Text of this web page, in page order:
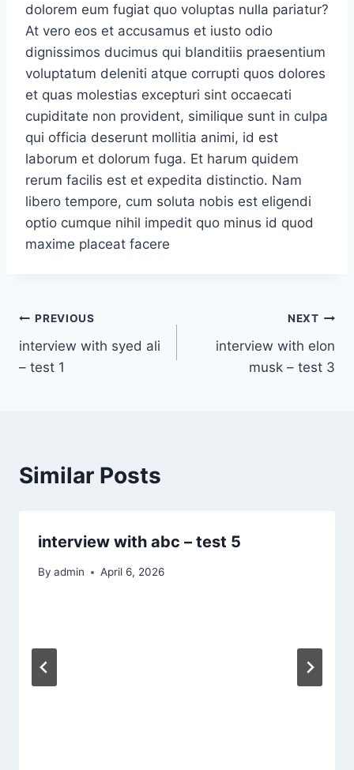
dolorem eum fugiat quo voluptas nulla pariatur?
At vero eos et accusamus et iusto odio
dignissimos ducimus qui blanditiis praesentium
voluptatum deleniti atque corrupti quos dolores
et quas molestias excepturi sint occaecati
cupiditate non provident, similique sunt in culpa
qui officia deserunt mollitia animi, id est
laborum et dolorum fuga. Et harum quidem
rerum facilis est et expedita distinctio. Nam
libero tempore, cum soluta nobis est eligendi
optio cumque nihil impedit quo minus id quod
maxime placeat facere
Post
navigation
PREVIOUS
interview with syed ali
– test 1
NEXT
interview with elon
musk – test 3
Similar Posts
interview with abc – test 5
By admin April 6, 2026